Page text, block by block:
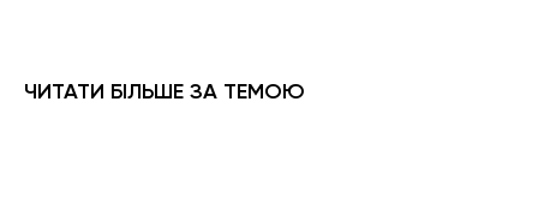
ЧИТАТИ БІЛЬШЕ ЗА ТЕМОЮ